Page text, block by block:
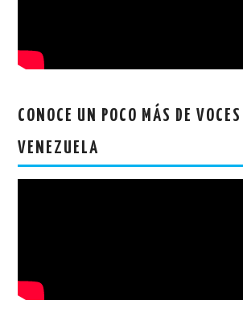
CONOCE UN POCO MÁS DE
VENEZUELA